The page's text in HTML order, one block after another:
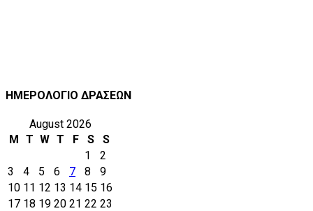
ΗΜΕΡΟΛΟΓΙΟ ΔΡΑΣΕΩΝ
August 2026
M T W T F S
S
1
2
3
4 5 6 7 8
9
10 11 12 13 14 15 16
17 18 19 20 21 22 23